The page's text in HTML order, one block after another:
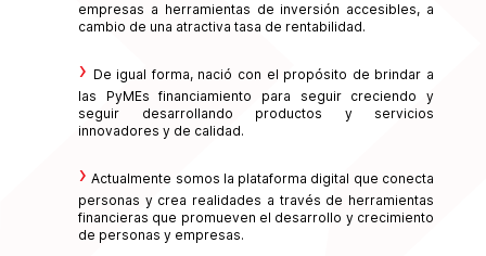
empresas a herramientas de inversión accesibles, a
cambio de una atractiva tasa de rentabilidad.
De igual forma, nació con el propósito de brindar a
las PyMEs financiamiento para seguir creciendo y
seguir desarrollando productos y servicios
innovadores y de calidad.
Actualmente somos la plataforma digital que conecta
personas y crea realidades a través de herramientas
financieras que promueven el desarrollo y crecimiento
de personas y empresas.